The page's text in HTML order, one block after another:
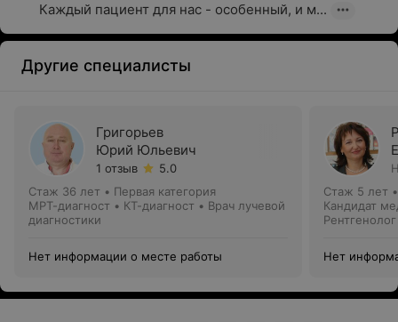
Каждый пациент для нас - особенный, и м...
Другие специалисты
Григорьев
Юрий Юльевич
1 отзыв
5.0
Стаж 36 лет • Первая категория
МРТ-диагност • КТ-диагност • Врач лучевой
диагностики
Нет информации о месте работы
Стаж 5 лет
Кандидат
Нет